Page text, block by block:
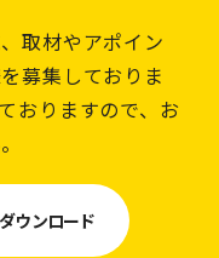
います。窓側の
グスペースま
取材やアポイン
募集しておりま
おりますので、お
ウンロード